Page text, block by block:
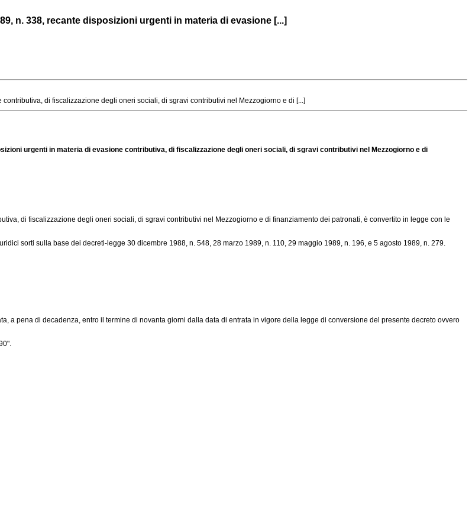
n. 338, recante disposizioni urgenti in materia di evasione [...]
di fiscalizzazione degli oneri sociali, di sgravi contributivi nel Mezzogiorno e di [...]
urgenti in materia di evasione contributiva, di fiscalizzazione degli oneri sociali, di sgravi contributivi nel Mezzogiorno e di
di fiscalizzazione degli oneri sociali, di sgravi contributivi nel Mezzogiorno e di finanziamento dei patronati, è convertito in legge con le
sorti sulla base dei decreti- legge 30 dicembre 1988, n. 548, 28 marzo 1989, n. 110, 29 maggio 1989, n. 196, e 5 agosto 1989, n. 279.
a pena di decadenza, entro il termine di novanta giorni dalla data di entrata in vigore della legge di conversione del presente decreto ovvero